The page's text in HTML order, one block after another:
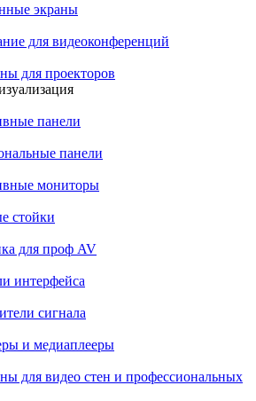
экраны
для видеоконференций
для проекторов
панели
панели
мониторы
стойки
для проф AV
интерфейса
сигнала
и медиаплееры
для видео стен и профессиональных